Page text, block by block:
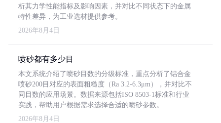
析其力学性能指标及影响因素，并对比不同状态下的金属
特性差异，为工业选材提供参考。
2026年8月4日
喷砂都有多少目
本文系统介绍了喷砂目数的分级标准，重点分析了铝合金
喷砂200目对应的表面粗糙度（Ra 3.2-6.3μm），并对比不
同目数的应用场景。数据来源包括ISO 8503-1标准和行业
实践，帮助用户根据需求选择合适的喷砂参数。
2026年8月4日